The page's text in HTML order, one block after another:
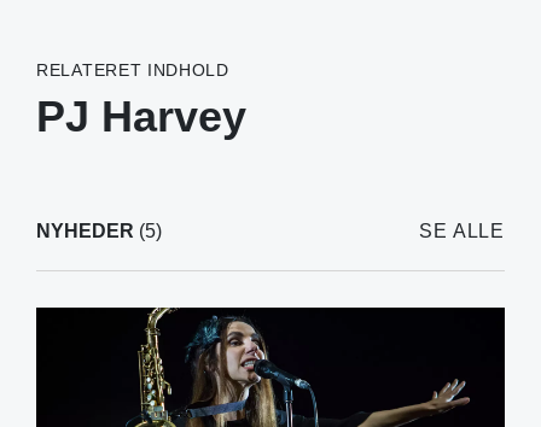
RELATERET INDHOLD
PJ Harvey
NYHEDER (5) SE ALLE